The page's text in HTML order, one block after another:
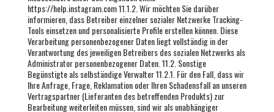
https://help.instagram.com 11.1.2. Wir möchten Sie darüber
informieren, dass Betreiber einzelner sozialer Netzwerke Tracking-
Tools einsetzen und personalisierte Profile erstellen können. Diese
Verarbeitung personenbezogener Daten liegt vollständig in der
Verantwortung des jeweiligen Betreibers des sozialen Netzwerks als
Administrator personenbezogener Daten. 11.2. Sonstige
Begünstigte als selbständige Verwalter 11.2.1. Für den Fall, dass wir
Ihre Anfrage, Frage, Reklamation oder Ihren Schadensfall an unseren
Vertragspartner (Lieferanten des betreffenden Produkts) zur
Bearbeitung weiterleiten müssen, sind wir als unabhängiger